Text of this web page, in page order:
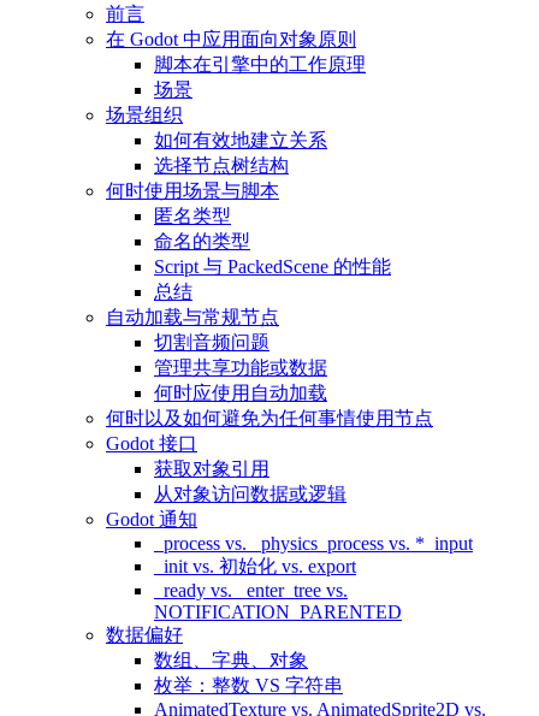
前言
在 Godot 中应用面向对象原则
脚本在引擎中的工作原理
场景
场景组织
如何有效地建立关系
选择节点树结构
何时使用场景与脚本
匿名类型
命名的类型
Script 与 PackedScene 的性能
总结
自动加载与常规节点
切割音频问题
管理共享功能或数据
何时应使用自动加载
何时以及如何避免为任何事情使用节点
Godot 接口
获取对象引用
从对象访问数据或逻辑
Godot 通知
_process vs. _physics_process vs. *_input
_init vs. 初始化 vs. export
_ready vs. _enter_tree vs.
NOTIFICATION_PARENTED
数据偏好
数组、字典、对象
枚举：整数 VS 字符串
AnimatedTexture vs. AnimatedSprite2D vs.